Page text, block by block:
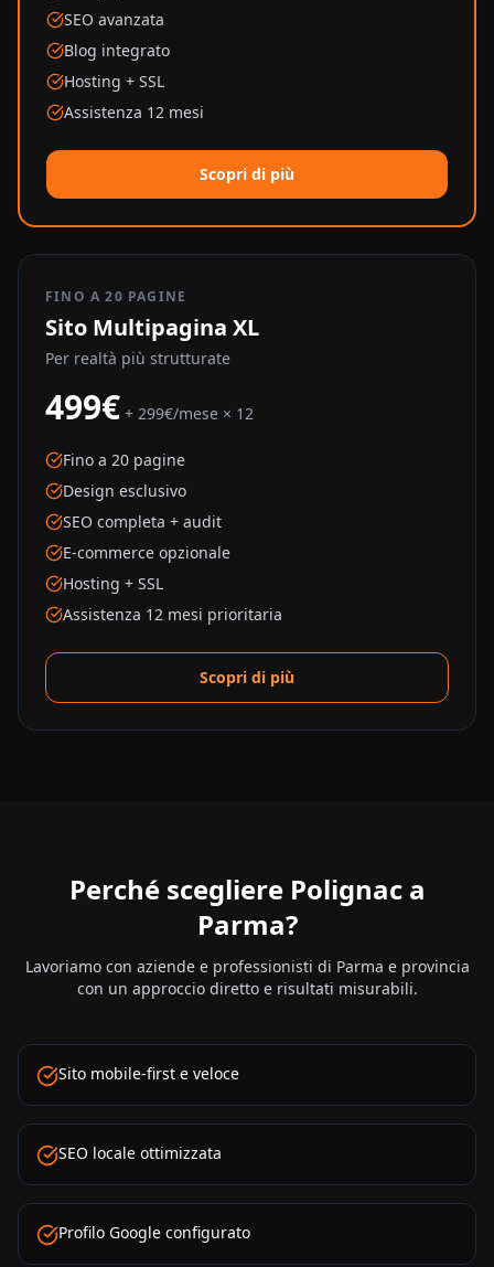
SEO avanzata
Blog integrato
Hosting + SSL
Assistenza 12 mesi
Scopri di più
FINO A 20 PAGINE
Sito Multipagina XL
Per realtà più strutturate
499€ + 299€/mese × 12
Fino a 20 pagine
Design esclusivo
SEO completa + audit
E-commerce opzionale
Hosting + SSL
Assistenza 12 mesi prioritaria
Scopri di più
Perché scegliere Polignac a
Parma?
Lavoriamo con aziende e professionisti di Parma e provincia
con un approccio diretto e risultati misurabili.
Sito mobile-first e veloce
SEO locale ottimizzata
Profilo Google configurato